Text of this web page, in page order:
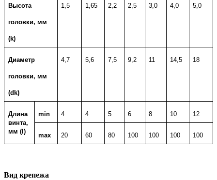
Высота
головки, мм
(k)
1,5 1,65 2,2 2,5 3,0 4,0 5,0
Диаметр
головки, мм
(dk)
4,7 5,6 7,5 9,2 11 14,5 18
Длина
винта,
мм (l)
min 4 4 5 6 8 10 12
max 20 60 80 100 100 100 100
Вид крепежа